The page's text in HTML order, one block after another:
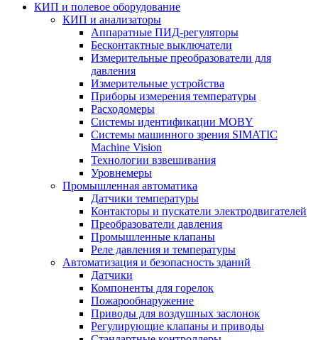
КИП и полевое оборудование
КИП и анализаторы
Аппаратные ПИД-регуляторы
Бесконтактные выключатели
Измерительные преобразователи для
давления
Измерительные устройства
Приборы измерения температуры
Расходомеры
Системы идентификации MOBY
Системы машинного зрения SIMATIC
Machine Vision
Технологии взвешивания
Уровнемеры
Промышленная автоматика
Датчики температуры
Контакторы и пускатели электродвигателей
Преобразователи давления
Промышленные клапаны
Реле давления и температуры
Автоматизация и безопасность зданий
Датчики
Компоненты для горелок
Пожарообнаружение
Приводы для воздушных заслонок
Регулирующие клапаны и приводы